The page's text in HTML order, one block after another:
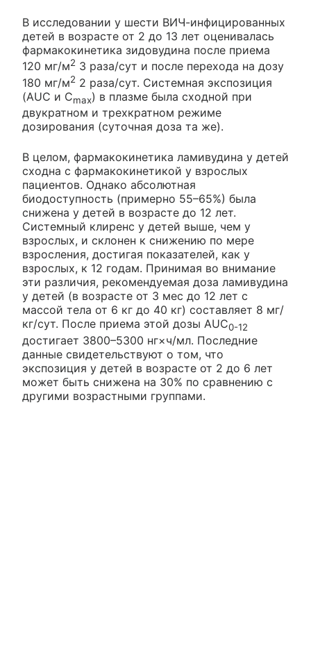
В исследовании у шести ВИЧ-инфицированных
детей в возрасте от 2 до 13 лет оценивалась
фармакокинетика зидовудина после приема
120 мг/м2 3 раза/сут и после перехода на дозу
180 мг/м2 2 раза/сут. Системная экспозиция
(AUC и Сmax) в плазме была сходной при
двукратном и трехкратном режиме
дозирования (суточная доза та же).
В целом, фармакокинетика ламивудина у детей
сходна с фармакокинетикой у взрослых
пациентов. Однако абсолютная
биодоступность (примерно 55–65%) была
снижена у детей в возрасте до 12 лет.
Системный клиренс у детей выше, чем у
взрослых, и склонен к снижению по мере
взросления, достигая показателей, как у
взрослых, к 12 годам. Принимая во внимание
эти различия, рекомендуемая доза ламивудина
у детей (в возрасте от 3 мес до 12 лет с
массой тела от 6 кг до 40 кг) составляет 8 мг/
кг/сут. После приема этой дозы AUC0-12
достигает 3800–5300 нг×ч/мл. Последние
данные свидетельствуют о том, что
экспозиция у детей в возрасте от 2 до 6 лет
может быть снижена на 30% по сравнению с
другими возрастными группами.